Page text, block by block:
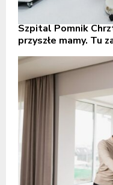
Szpital Pomnik
przyszłe mamy. Tu